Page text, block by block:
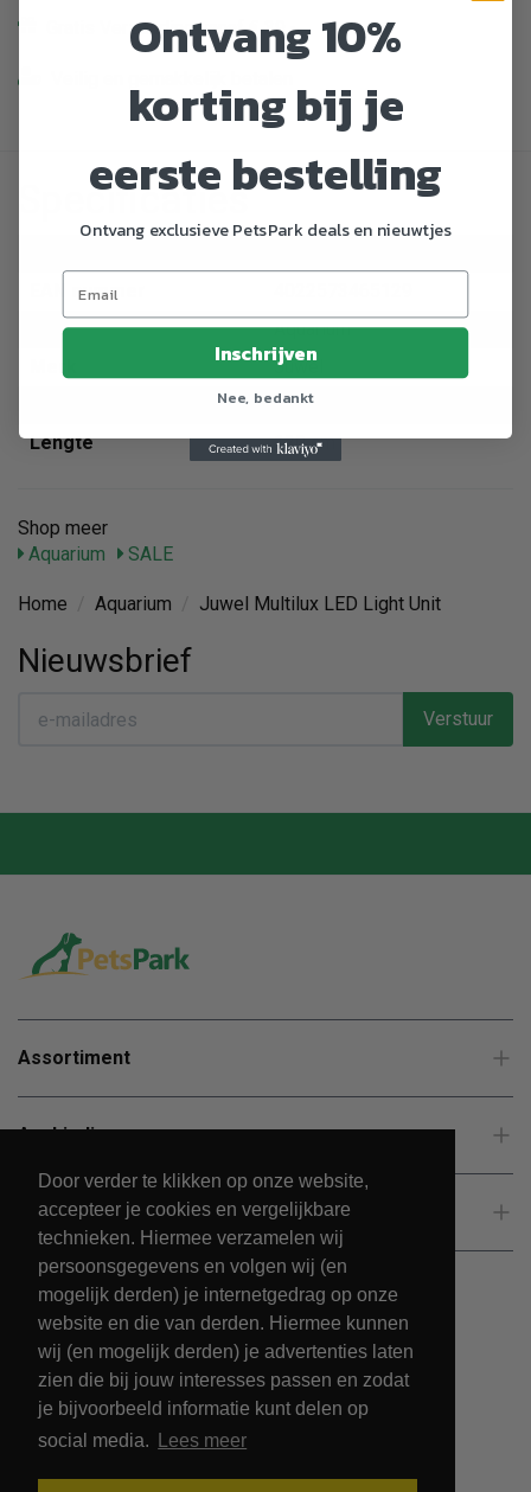
Door verder te klikken op onze website,
accepteer je cookies en vergelijkbare
technieken. Hiermee verzamelen wij
persoonsgegevens en volgen wij (en
mogelijk derden) je internetgedrag op onze
website en die van derden. Hiermee kunnen
wij (en mogelijk derden) je advertenties laten
zien die bij jouw interesses passen en zodat
je bijvoorbeeld informatie kunt delen op
social media.
Lees meer
Gratis Verzending vanaf € 39,-
Specificaties
EAN nummer
Dier
Aquarium
Juwel
Zwart
Lengte
120 cm
Shop meer
Aquarium
SALE
Home Aquarium Juwel Multilux LED Light Unit
Nieuwsbrief
Verstuur
Assortiment
Aanbiedingen
Klantenservice
© 2026 - PetsPark.nl.
Ontvang 10%
korting bij je
eerste bestelling
Ontvang exclusieve PetsPark deals en nieuwtjes
Inschrijven
Nee, bedankt